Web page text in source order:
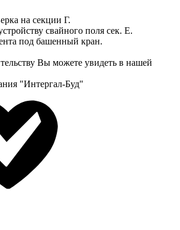
на секции Г.
свайного поля сек. Е.
под башенный кран.
Вы можете увидеть в нашей
"Интергал-Буд"